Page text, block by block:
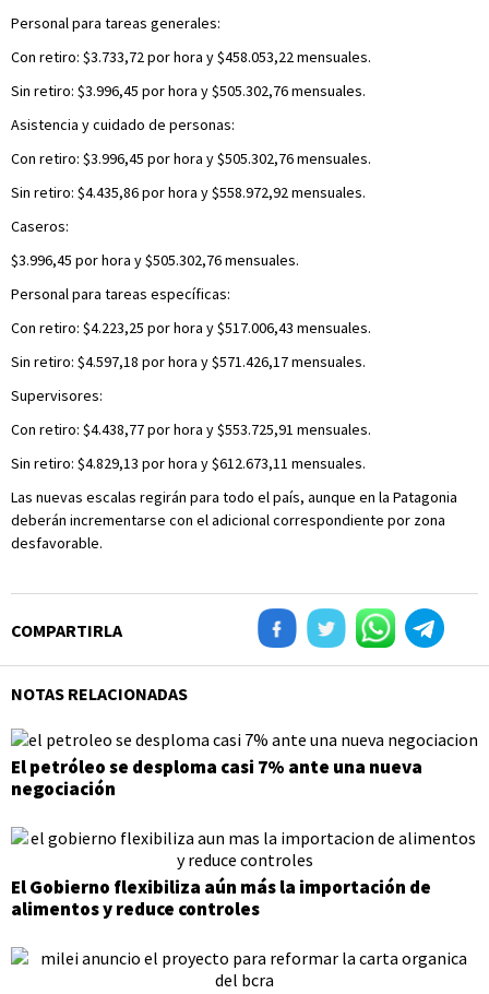
Personal para tareas generales:
Con retiro: $3.733,72 por hora y $458.053,22 mensuales.
Sin retiro: $3.996,45 por hora y $505.302,76 mensuales.
Asistencia y cuidado de personas:
Con retiro: $3.996,45 por hora y $505.302,76 mensuales.
Sin retiro: $4.435,86 por hora y $558.972,92 mensuales.
Caseros:
$3.996,45 por hora y $505.302,76 mensuales.
Personal para tareas específicas:
Con retiro: $4.223,25 por hora y $517.006,43 mensuales.
Sin retiro: $4.597,18 por hora y $571.426,17 mensuales.
Supervisores:
Con retiro: $4.438,77 por hora y $553.725,91 mensuales.
Sin retiro: $4.829,13 por hora y $612.673,11 mensuales.
Las nuevas escalas regirán para todo el país, aunque en la Patagonia
deberán incrementarse con el adicional correspondiente por zona
desfavorable.
COMPARTIRLA
NOTAS RELACIONADAS
El petróleo se desploma casi 7% ante una nueva
negociación
El Gobierno flexibiliza aún más la importación de
alimentos y reduce controles